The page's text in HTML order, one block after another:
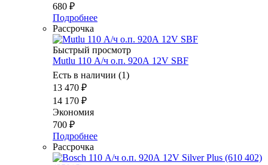
680 ₽
Подробнее
Рассрочка
Быстрый просмотр
Mutlu 110 А/ч о.п. 920А 12V SBF
Есть в наличии (1)
13 470 ₽
14 170 ₽
Экономия
700 ₽
Подробнее
Рассрочка